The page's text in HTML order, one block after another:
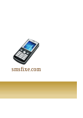
smsfixe.com